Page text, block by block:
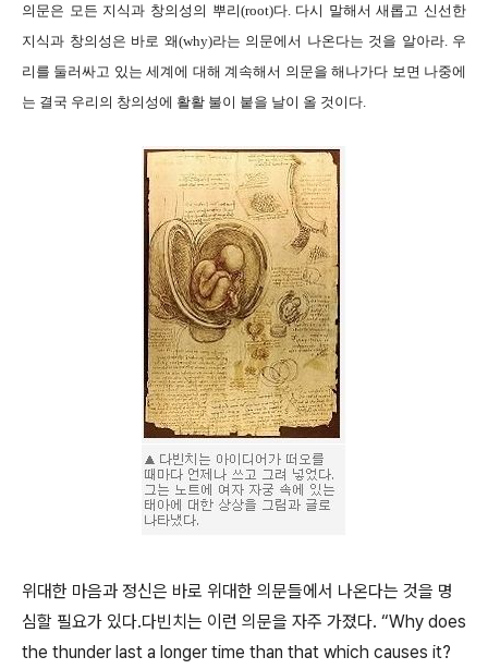
의문은 모든 지식과 창의성의 뿌리(root)다. 다시 말해서 새롭고 신선한
지식과 창의성은 바로 왜(why)라는 의문에서 나온다는 것을 알아라. 우
리를 둘러싸고 있는 세계에 대해 계속해서 의문을 해나가다 보면 나중에
는 결국 우리의 창의성에 활활 불이 붙을 날이 올 것이다.
위대한 마음과 정신은 바로 위대한 의문들에서 나온다는 것을 명
심할 필요가 있다.다빈치는 이런 의문을 자주 가졌다. “Why does
the thunder last a longer time than that which causes it?